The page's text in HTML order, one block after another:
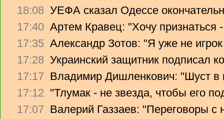
18:08 УЕФА сказал Одессе
17:40 Артем Кравец: "Хочу признаться
17:35 Александр Зотов: "Я уже не
17:28 Украинский защитник подписал
17:17 Владимир Дишленкович: "Шуст в
17:12 "Тлумак - не звезда, чтобы его
17:07 Валерий Газзаев: "Переговоры с